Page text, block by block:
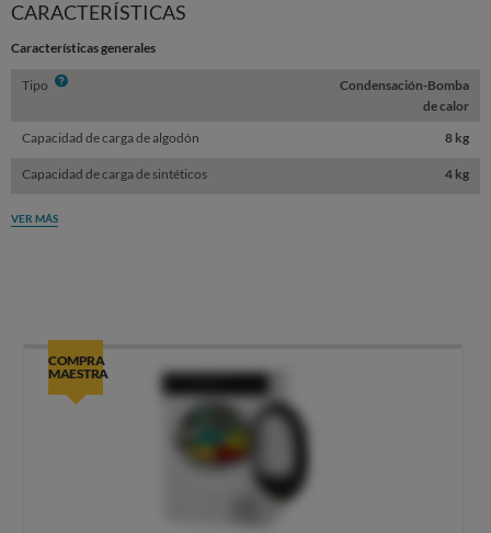
CARACTERÍSTICAS
Características generales
Tipo Info
Condensación-Bomba
de calor
Capacidad de carga de algodón
8 kg
Capacidad de carga de sintéticos 4 kg
VER MÁS
COMPRA
MAESTRA